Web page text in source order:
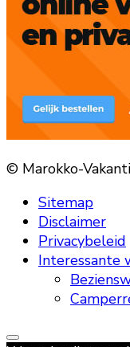
© Marokko-
Sitemap
Disclaimer
Privacybeleid
Interessante